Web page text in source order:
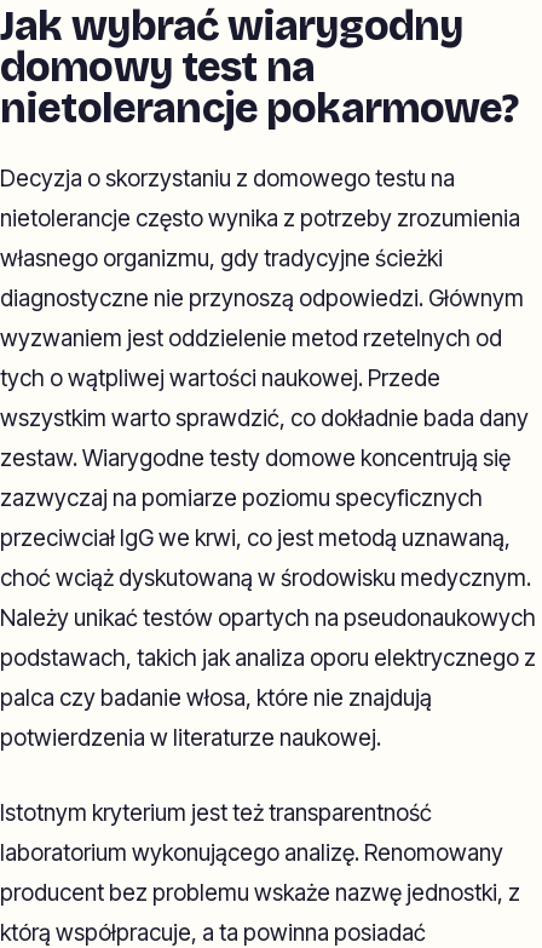
Jak wybrać wiarygodny
domowy test na
nietolerancje pokarmowe?
Decyzja o skorzystaniu z domowego testu na
nietolerancje często wynika z potrzeby zrozumienia
własnego organizmu, gdy tradycyjne ścieżki
diagnostyczne nie przynoszą odpowiedzi. Głównym
wyzwaniem jest oddzielenie metod rzetelnych od
tych o wątpliwej wartości naukowej. Przede
wszystkim warto sprawdzić, co dokładnie bada dany
zestaw. Wiarygodne testy domowe koncentrują się
zazwyczaj na pomiarze poziomu specyficznych
przeciwciał IgG we krwi, co jest metodą uznawaną,
choć wciąż dyskutowaną w środowisku medycznym.
Należy unikać testów opartych na pseudonaukowych
podstawach, takich jak analiza oporu elektrycznego z
palca czy badanie włosa, które nie znajdują
potwierdzenia w literaturze naukowej.
Istotnym kryterium jest też transparentność
laboratorium wykonującego analizę. Renomowany
producent bez problemu wskaże nazwę jednostki, z
którą współpracuje, a ta powinna posiadać